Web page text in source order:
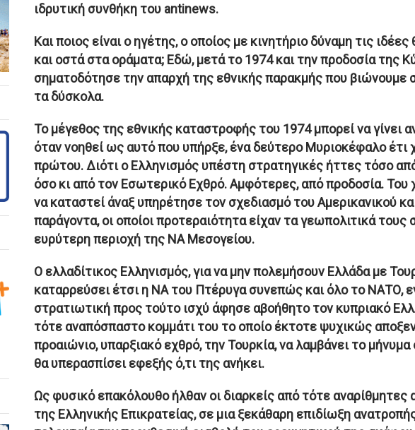
ιδρυτική συνθήκη του antinews.
Και ποιος είναι ο ηγέτης, ο οποίος με κινητήριο δύναμη τις
και οστά στα οράματα; Εδώ, μετά το 1974 και την προδοσία της
σηματοδότησε την απαρχή της εθνικής παρακμής που βιώνουμε
τα δύσκολα.
Το μέγεθος της εθνικής καταστροφής του 1974 μπορεί να γίνει
όταν νοηθεί ως αυτό που υπήρξε, ένα δεύτερο Μυριοκέφαλο έτι
πρώτου. Διότι ο Ελληνισμός υπέστη στρατηγικές ήττες τόσο
όσο κι από τον Εσωτερικό Εχθρό. Αμφότερες, από προδοσία. Του
να καταστεί άναξ υπηρέτησε τον σχεδιασμό του Αμερικανικού
παράγοντα, οι οποίοι προτεραιότητα είχαν τα γεωπολιτικά
ευρύτερη περιοχή της ΝΑ Μεσογείου.
Ο ελλαδίτικος Ελληνισμός, για να μην πολεμήσουν Ελλάδα με
καταρρεύσει έτσι η ΝΑ του Πτέρυγα συνεπώς και όλο το ΝΑΤΟ,
στρατιωτική προς τούτο ισχύ άφησε αβοήθητο τον κυπριακό
τότε αναπόσπαστο κομμάτι του το οποίο έκτοτε ψυχικώς
προαιώνιο, υπαρξιακό εχθρό, την Τουρκία, να λαμβάνει το μήνυμα
θα υπερασπίσει εφεξής ό,τι της ανήκει.
Ως φυσικό επακόλουθο ήλθαν οι διαρκείς από τότε αναρίθμητες
της Ελληνικής Επικρατείας, σε μια ξεκάθαρη επιδίωξη